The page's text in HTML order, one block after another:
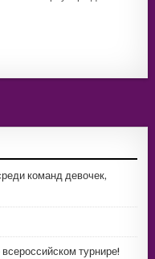
команд девочек,
турнире!